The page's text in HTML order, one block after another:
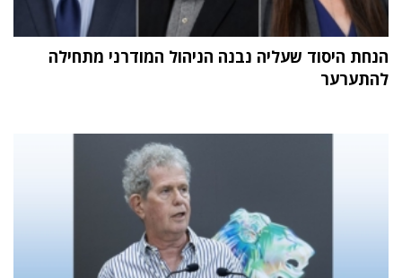
הנחת היסוד שעליה נבנה הניהול המודרני מתחילה
להתערער